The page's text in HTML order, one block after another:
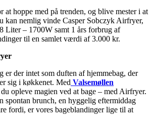
at hoppe med på trenden, og blive mester i at
kan nemlig vinde Casper Sobczyk Airfryer,
Liter – 1700W samt 1 års forbrug af
til en samlet værdi af 3.000 kr.
er der intet som duften af hjemmebag, der
sig i køkkenet. Med Valsemøllen
opleve magien ved at bage – med Airfryer.
spontan brunch, en hyggelig eftermiddag
fordi, er vores bageblandinger lige til at